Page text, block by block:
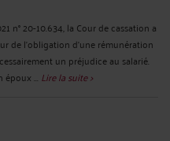
n° 20-10.634, la Cour de cassation a
de l’obligation d’une rémunération
un préjudice au salarié.
... Lire la suite >